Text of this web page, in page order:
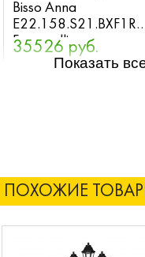
Bisso Anna
E22.158.S21.BXF1R
Fumagalli
35526 руб.
Показать
ПОХОЖИЕ